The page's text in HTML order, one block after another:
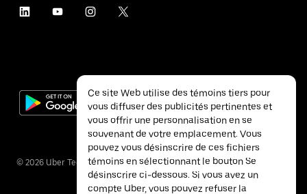
© 2026 Uber Technologies inc.
Ce site Web utilise des témoins tiers pour
vous diffuser des publicités pertinentes et
vous offrir une personnalisation en se
souvenant de votre emplacement. Vous
pouvez vous désinscrire de ces fichiers
témoins en sélectionnant le bouton Se
désinscrire ci-dessous. Si vous avez un
compte Uber, vous pouvez refuser la